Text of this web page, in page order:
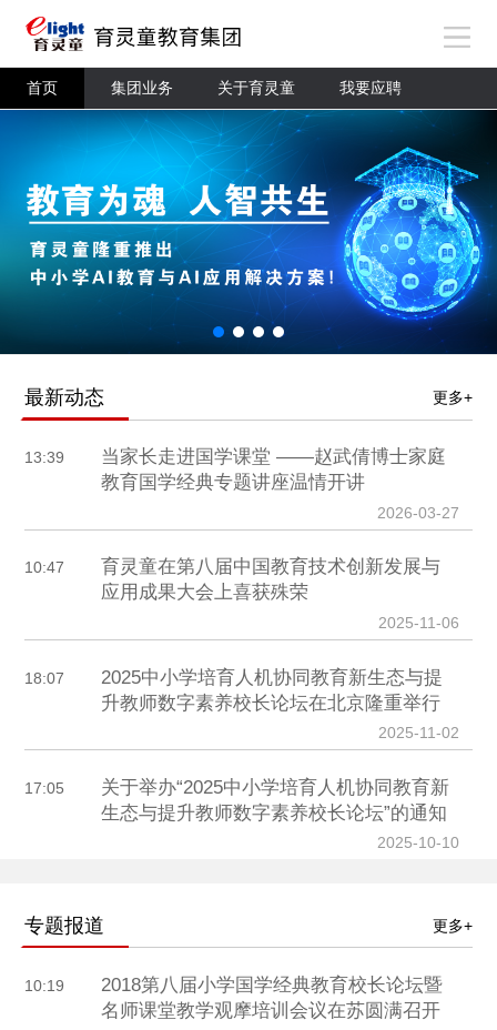
首页 集团业务 关于育灵童 我要应聘
最新动态 更多+
13:39
当家长走进国学课堂 ——赵武倩博士家庭
教育国学经典专题讲座温情开讲
2026-03-27
10:47
育灵童在第八届中国教育技术创新发展与
应用成果大会上喜获殊荣
2025-11-06
18:07
2025中小学培育人机协同教育新生态与提
升教师数字素养校长论坛在北京隆重举行
2025-11-02
17:05
关于举办“2025中小学培育人机协同教育新
生态与提升教师数字素养校长论坛”的通知
2025-10-10
专题报道 更多+
10:19
2018第八届小学国学经典教育校长论坛暨
名师课堂教学观摩培训会议在苏圆满召开